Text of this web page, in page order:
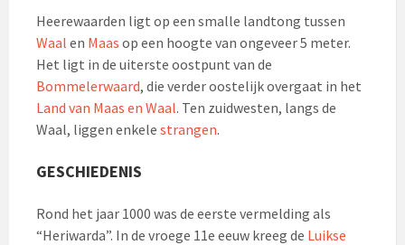
Heerewaarden ligt op een smalle landtong tussen
Waal en Maas op een hoogte van ongeveer 5 meter.
Het ligt in de uiterste oostpunt van de
Bommelerwaard, die verder oostelijk overgaat in het
Land van Maas en Waal. Ten zuidwesten, langs de
Waal, liggen enkele strangen.
GESCHIEDENIS
Rond het jaar 1000 was de eerste vermelding als
“Heriwarda”. In de vroege 11e eeuw kreeg de Luikse